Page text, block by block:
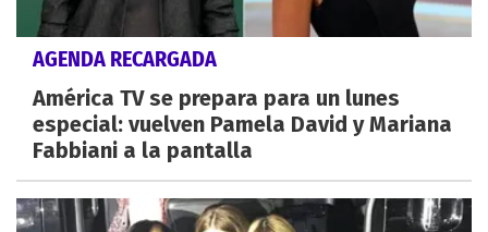
AGENDA RECARGADA
América TV se prepara para un lunes
especial: vuelven Pamela David y Mariana
Fabbiani a la pantalla